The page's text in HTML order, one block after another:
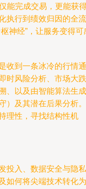
能完成交易，更能获
执行到绩效归因的全流
神经”，让服务变得可
收到一条冰冷的行情通
时风险分析、市场大跌
、以及由智能算法生成
）及其潜在后果分析。
理性，寻找结构性机
投入、数据安全与隐私
如何将尖端技术转化为